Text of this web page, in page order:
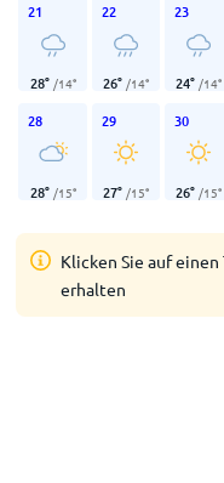
21
28° /14°
22
26° /14°
23
24° /14°
28
28° /15°
29
27° /15°
30
26° /15°
Klicken Sie auf
erhalten